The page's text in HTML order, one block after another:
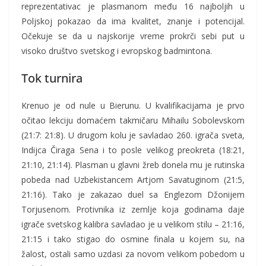
reprezentativac je plasmanom među 16 najboljih u
Poljskoj pokazao da ima kvalitet, znanje i potencijal.
Očekuje se da u najskorije vreme prokrči sebi put u
visoko društvo svetskog i evropskog badmintona.
Tok turnira
Krenuo je od nule u Bierunu. U kvalifikacijama je prvo
očitao lekciju domaćem takmičaru Mihailu Sobolevskom
(21:7: 21:8). U drugom kolu je savladao 260. igrača sveta,
Indijca Čiraga Sena i to posle velikog preokreta (18:21,
21:10, 21:14). Plasman u glavni žreb donela mu je rutinska
pobeda nad Uzbekistancem Artjom Savatuginom (21:5,
21:16). Tako je zakazao duel sa Englezom Džonijem
Torjusenom. Protivnika iz zemlje koja godinama daje
igrače svetskog kalibra savladao je u velikom stilu – 21:16,
21:15 i tako stigao do osmine finala u kojem su, na
žalost, ostali samo uzdasi za novom velikom pobedom u